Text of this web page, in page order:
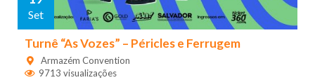
Set
Turnê “As Vozes” – Péricles e Ferrugem
Armazém Convention
9713 visualizações